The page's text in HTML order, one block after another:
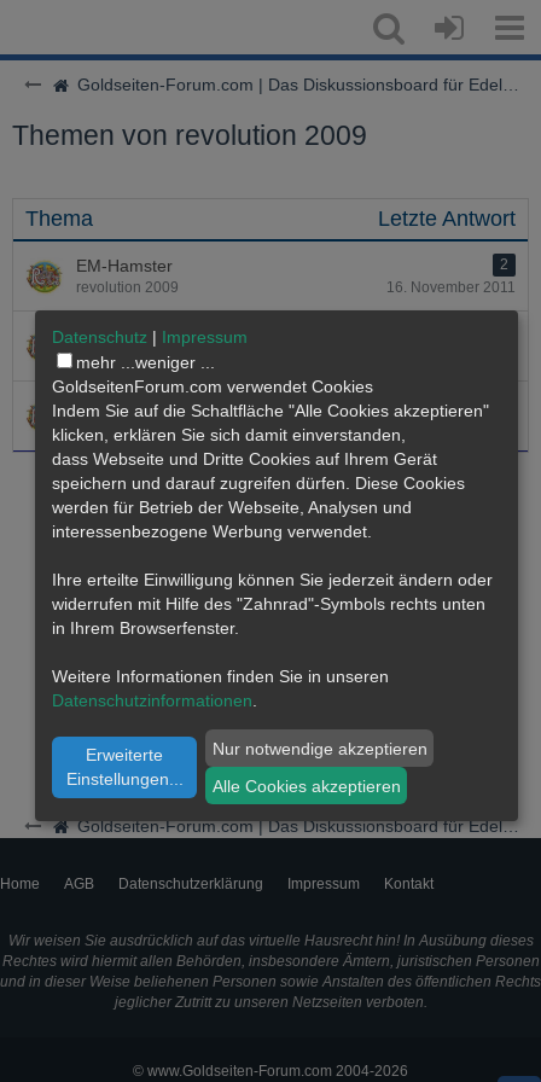
Goldseiten-Forum.com | Das Diskussionsboard für Edelmetalle & Rohstoffe
Goldseiten-Forum.com | Das Diskussionsboard für Edelmetalle & Rohstoffe
Themen von revolution 2009
Thema Letzte Antwort
EM-Hamster
2
revolution 2009
16. November 2011
Leider hab ich vergessen mich vorzustellen
revolution 2009
FrOstbeule
revolution 2009
Home AGB Datenschutzerklärung Impressum Kontakt
Wir weisen Sie ausdrücklich auf das virtuelle Hausrecht hin! In Ausübung dieses
Rechtes wird hiermit allen Behörden, insbesondere Ämtern, juristischen Personen
und in dieser Weise beliehenen Personen sowie Anstalten des öffentlichen Rechts
jeglicher Zutritt zu unseren Netzseiten verboten.
© www.Goldseiten-Forum.com 2004-2026
Datenschutz | Impressum
mehr ... weniger ...
GoldseitenForum.com verwendet Cookies
Indem Sie auf die Schaltfläche "Alle Cookies akzeptieren"
klicken, erklären Sie sich damit einverstanden,
dass Webseite und Dritte Cookies auf Ihrem Gerät
speichern und darauf zugreifen dürfen. Diese Cookies
werden für Betrieb der Webseite, Analysen und
interessenbezogene Werbung verwendet.
Ihre erteilte Einwilligung können Sie jederzeit ändern oder
widerrufen mit Hilfe des "Zahnrad"-Symbols rechts unten
in Ihrem Browserfenster.
Weitere Informationen finden Sie in unseren
Datenschutzinformationen
Erweiterte
Einstellungen...
Nur notwendige akzeptieren
Alle Cookies akzeptieren